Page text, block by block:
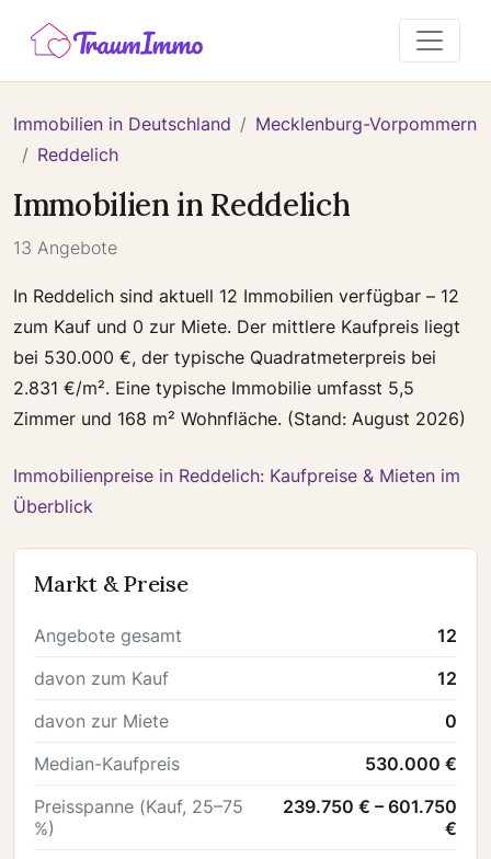
Immobilien in Deutschland
Mecklenburg-Vorpommern
Reddelich
Immobilien in Reddelich
13 Angebote
In Reddelich sind aktuell 12 Immobilien verfügbar – 12
zum Kauf und 0 zur Miete. Der mittlere Kaufpreis liegt
bei 530.000 €, der typische Quadratmeterpreis bei
2.831 €/m². Eine typische Immobilie umfasst 5,5
Zimmer und 168 m² Wohnfläche. (Stand: August 2026)
Immobilienpreise in Reddelich: Kaufpreise & Mieten im
Überblick
Markt & Preise
Angebote gesamt
12
davon zum Kauf
12
davon zur Miete
0
Median-Kaufpreis
530.000 €
Preisspanne (Kauf, 25–75
%)
239.750 € – 601.750
€